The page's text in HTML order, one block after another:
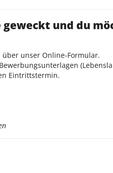
und du
unser Online-Formular.
Eintrittstermin.